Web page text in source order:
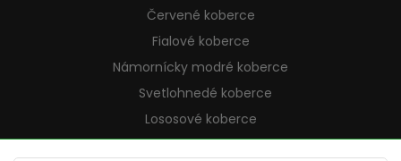
Červené koberce
Fialové koberce
Námornícky modré koberce
Svetlohnedé koberce
Lososové koberce
Krémové koberce